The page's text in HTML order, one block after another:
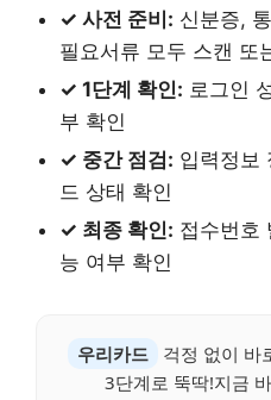
✓ 사전 준비: 신분증,
필요서류 모두 스캔 또
✓ 1단계 확인: 로그인
부 확인
✓ 중간 점검: 입력정보
드 상태 확인
✓ 최종 확인: 접수번호
능 여부 확인
우리카드
걱정 없이 바
3단계로 뚝딱!지금